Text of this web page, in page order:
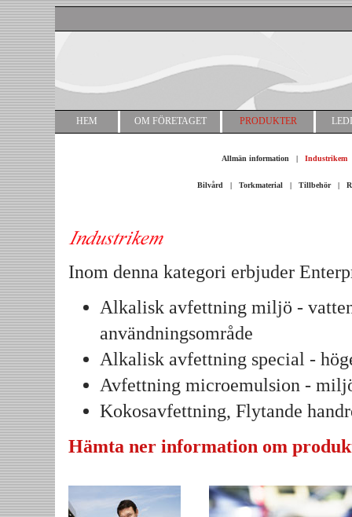
HEM OM FÖRETAGET PRODUKTER
Allmän information | Industrikem
Bilvård | Torkmaterial| Tillbehör|
Inom denna kategori erbjuder
Alkalisk avfettning miljö -
användningsområde
Alkalisk avfettning special -
Avfettning microemulsion -
Kokosavfettning, Flytande
Hämta ner information om